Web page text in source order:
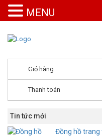
Giỏ hàng
Thanh toán
Tin tức mới
Đồng hồ trang
MENU